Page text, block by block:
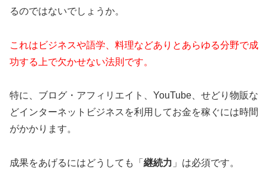
るのではないでしょうか。
これはビジネスや語学、料理などありとあらゆる分野で成
功する上で欠かせない法則です。
特に、ブログ・アフィリエイト、YouTube、せどり物販な
どインターネットビジネスを利用してお金を稼ぐには時間
がかかります。
成果をあげるにはどうしても「 継続力 」は必須です。